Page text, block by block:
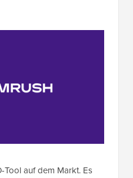
Tool auf dem Markt. Es